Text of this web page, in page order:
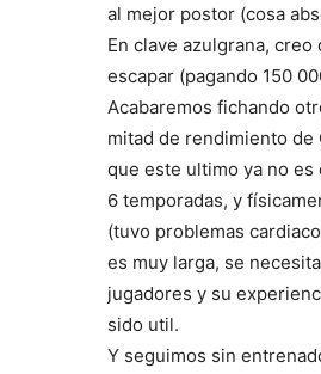
al mejor postor (cosa
En clave azulgrana,
escapar (pagando 150
Acabaremos fichando
mitad de rendimiento de
que este ultimo ya no es
6 temporadas, y
(tuvo problemas
es muy larga, se
jugadores y su
sido util.
Y seguimos sin